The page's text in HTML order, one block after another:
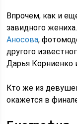
Впрочем, как и
завидного
Аносова,
другого
Дарья Корниенко
Кто же из
окажется в